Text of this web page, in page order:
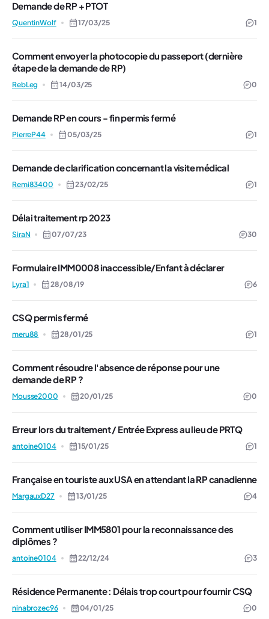
Demande de RP + PTOT
QuentinWolf 17/03/25 1
Comment envoyer la photocopie du passeport (dernière
étape de la demande de RP)
RebLeg 14/03/25 0
Demande RP en cours - fin permis fermé
PierreP44 05/03/25 1
Demande de clarification concernant la visite médical
Remi83400 23/02/25 1
Délai traitement rp 2023
SiraN 07/07/23 30
Formulaire IMM0008 inaccessible/Enfant à déclarer
Lyra1 28/08/19 6
CSQ permis fermé
meru88 28/01/25 1
Comment résoudre l'absence de réponse pour une
demande de RP ?
Mousse2000 20/01/25 0
Erreur lors du traitement / Entrée Express au lieu de PRTQ
antoine0104 15/01/25 1
Française en touriste aux USA en attendant la RP canadienne
MargauxD27 13/01/25 4
Comment utiliser IMM5801 pour la reconnaissance des
diplômes ?
antoine0104 22/12/24 3
Résidence Permanente : Délais trop court pour fournir CSQ
ninabrozec96 04/01/25 0